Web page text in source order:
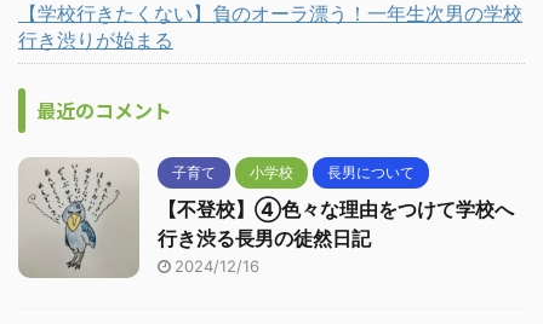
【学校行きたくない】負のオーラ漂う！一年生次男の学校
行き渋りが始まる
最近のコメント
子育て 小学校 長男について
【不登校】④色々な理由をつけて学校へ
行き渋る長男の徒然日記
2024/12/16